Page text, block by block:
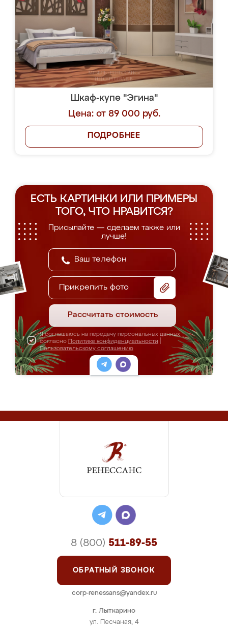
Шкаф-купе "Эгина"
Цена: от 89 000 руб.
ПОДРОБНЕЕ
ЕСТЬ КАРТИНКИ ИЛИ ПРИМЕРЫ
ТОГО, ЧТО НРАВИТСЯ?
Присылайте — сделаем также или
лучше!
Прикрепить фото
Рассчитать стоимость
Я соглашаюсь на передачу персональных данных
согласно Политике конфиденциальности
Пользовательскому соглашению
г. Лыткарино
ул. Песчаная, 4
8 (800) 511-89-55
ОБРАТНЫЙ ЗВОНОК
corp-renessans@yandex.ru